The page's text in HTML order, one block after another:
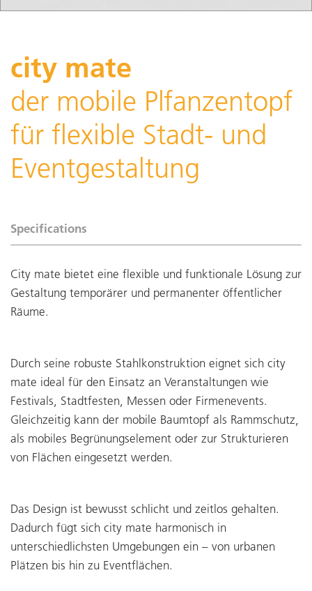
city mate
der mobile Plfanzentopf
für flexible Stadt- und
Eventgestaltung
Specifications
City mate bietet eine flexible und funktionale Lösung zur
Gestaltung temporärer und permanenter öffentlicher
Räume.
Durch seine robuste Stahlkonstruktion eignet sich city
mate ideal für den Einsatz an Veranstaltungen wie
Festivals, Stadtfesten, Messen oder Firmenevents.
Gleichzeitig kann der mobile Baumtopf als Rammschutz,
als mobiles Begrünungselement oder zur Strukturieren
von Flächen eingesetzt werden.
Das Design ist bewusst schlicht und zeitlos gehalten.
Dadurch fügt sich city mate harmonisch in
unterschiedlichsten Umgebungen ein – von urbanen
Plätzen bis hin zu Eventflächen.